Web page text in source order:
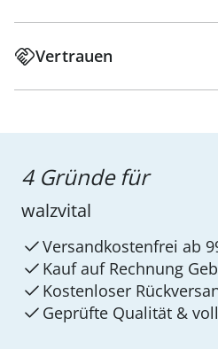
Vertrauen
4 Gründe für
walzvital
Versandkostenfrei ab
Kauf auf Rechnung
Kostenloser
Geprüfte Qualität &